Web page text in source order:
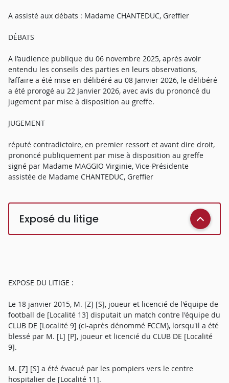
A assisté aux débats : Madame CHANTEDUC, Greffier
DÉBATS
A l’audience publique du 06 novembre 2025, après avoir
entendu les conseils des parties en leurs observations,
l’affaire a été mise en délibéré au 08 Janvier 2026, le délibéré
a été prorogé au 22 Janvier 2026, avec avis du prononcé du
jugement par mise à disposition au greffe.
JUGEMENT
réputé contradictoire, en premier ressort et avant dire droit,
prononcé publiquement par mise à disposition au greffe
signé par Madame MAGGIO Virginie, Vice-Présidente
assistée de Madame CHANTEDUC, Greffier
Exposé du litige
EXPOSE DU LITIGE :
Le 18 janvier 2015, M. [Z] [S], joueur et licencié de l'équipe de
football de [Localité 13] disputait un match contre l'équipe du
CLUB DE [Localité 9] (ci-après dénommé FCCM), lorsqu'il a été
blessé par M. [L] [P], joueur et licencié du CLUB DE [Localité
9].
M. [Z] [S] a été évacué par les pompiers vers le centre
hospitalier de [Localité 11].